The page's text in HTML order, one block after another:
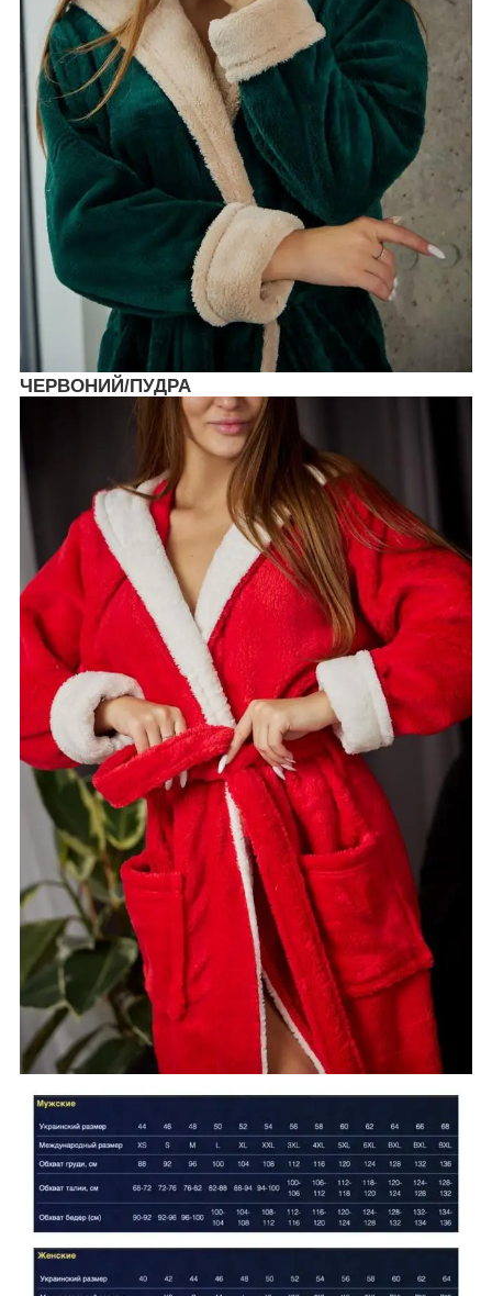
ЧЕРВОНИЙ/ПУДРА